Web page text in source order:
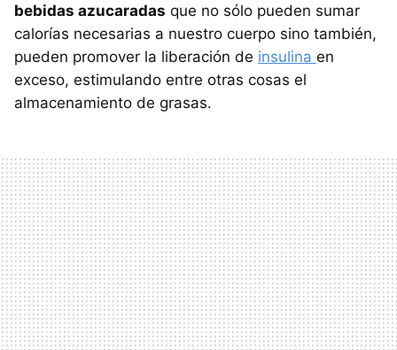
bebidas azucaradas que no sólo pueden sumar
calorías necesarias a nuestro cuerpo sino también,
pueden promover la liberación de insulina en
exceso, estimulando entre otras cosas el
almacenamiento de grasas.